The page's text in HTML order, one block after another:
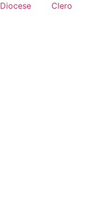
Diocese Clero